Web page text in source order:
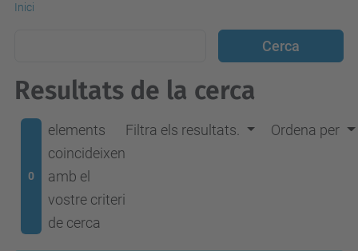
Inici
Resultats de la cerca
0
elements
coincideixen
amb el
vostre criteri
de cerca
Filtra els resultats. Ordena per